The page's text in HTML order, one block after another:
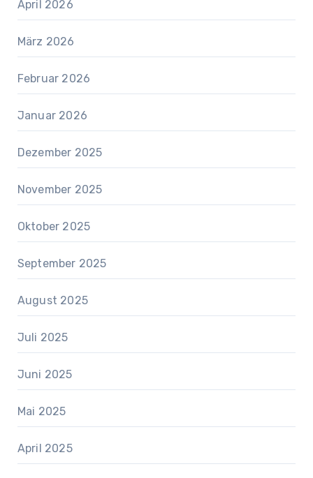
April 2026
März 2026
Februar 2026
Januar 2026
Dezember 2025
November 2025
Oktober 2025
September 2025
August 2025
Juli 2025
Juni 2025
Mai 2025
April 2025